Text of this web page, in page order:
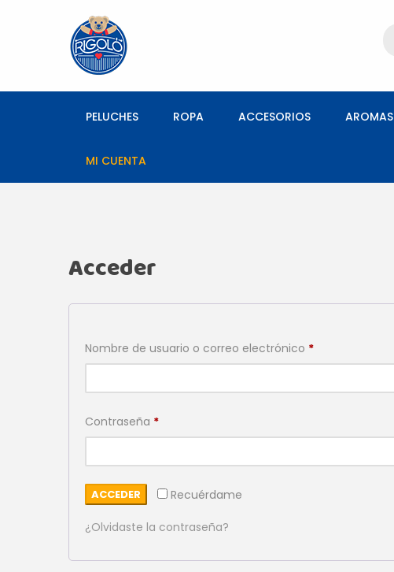
PELUCHES ROPA ACCESORIOS AROMAS
MI CUENTA
Acceder
Nombre de usuario o correo electrónico *Obligatorio
Contraseña *Obligatorio
Recuérdame
ACCEDER
¿Olvidaste la contraseña?